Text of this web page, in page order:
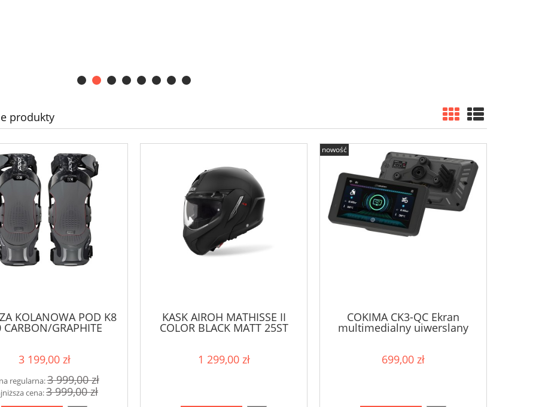
produkty
KOLANOWA POD K8
CARBON/GRAPHITE
3 199,00 zł
regularna:3 999,00 zł
cena:3 999,00 zł
KASK AIROH MATHISSE II
COLOR BLACK MATT 25ST
1 299,00 zł
COKIMA CK3-QC Ekran
multimedialny uiwerslany
699,00 zł
nowość